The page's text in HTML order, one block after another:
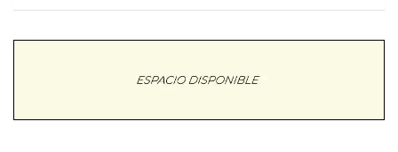
Trenque Lauquen (Buenos Aires)